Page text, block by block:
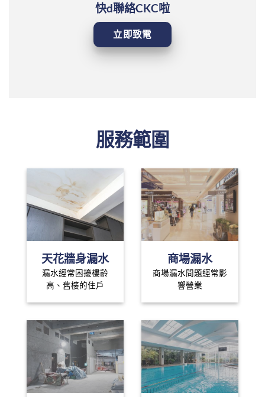
快d聯絡CKC啦
立即致電
服務範圍
天花牆身漏水
漏水經常困擾樓齡
高、舊樓的住戶
商場漏水
商場漏水問題經常影
響營業